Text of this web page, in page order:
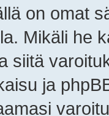
on omat
Mikäli he
siitä
ja